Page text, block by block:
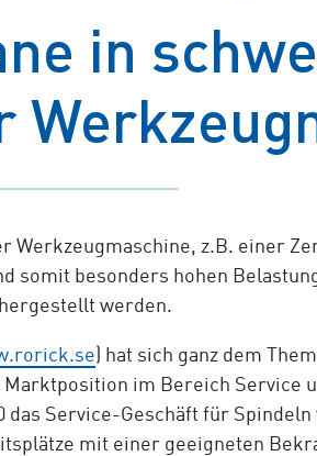
in
z.B. einer
somit besonders hohen
werden.
) hat sich ganz dem
im Bereich Service
Service-Geschäft für
mit einer geeigneten